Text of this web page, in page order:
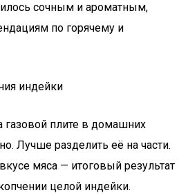
сочным и ароматным,
по горячему и
индейки
газовой плите в домашних
Лучше разделить её на части.
мяса — итоговый результат
целой индейки.